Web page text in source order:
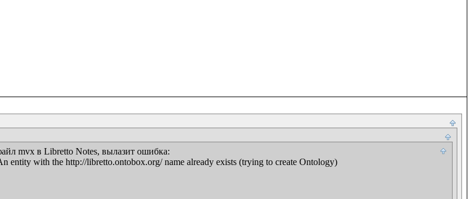
mvx в Libretto Notes, вылазит ошибка:
entity with the http://libretto.ontobox.org/ name already exists (trying to create Ontology)